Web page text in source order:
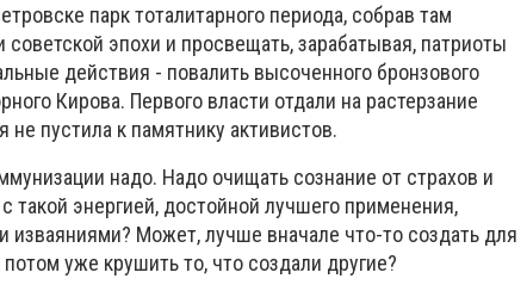
парк тоталитарного периода, собрав там
эпохи и просвещать, зарабатывая, патриоты
действия - повалить высоченного бронзового
Кирова. Первого власти отдали на растерзание
пустила к памятнику активистов.
надо. Надо очищать сознание от страхов и
энергией, достойной лучшего применения,
изваяниями? Может, лучше вначале что-то создать для
уже крушить то, что создали другие?